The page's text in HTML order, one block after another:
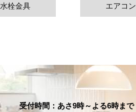
水栓金具 エアコン
受付時間：あさ9時～よる6時まで